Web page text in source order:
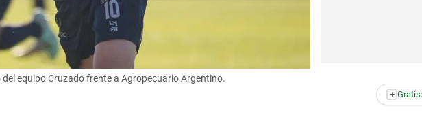
equipo Cruzado frente a Agropecuario Argentino.
+ Gratis: